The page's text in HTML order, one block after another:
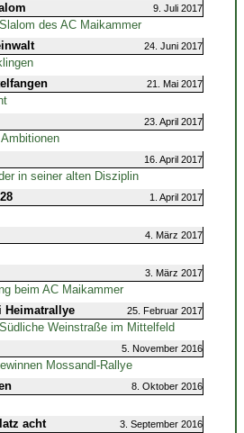
9. Juli 2017
des AC Maikammer
24. Juni 2017
21. Mai 2017
23. April 2017
16. April 2017
in seiner alten Disziplin
1. April 2017
4. März 2017
3. März 2017
beim AC Maikammer
Heimatrallye
25. Februar 2017
Weinstraße im Mittelfeld
5. November 2016
Mossandl-Rallye
8. Oktober 2016
acht
3. September 2016